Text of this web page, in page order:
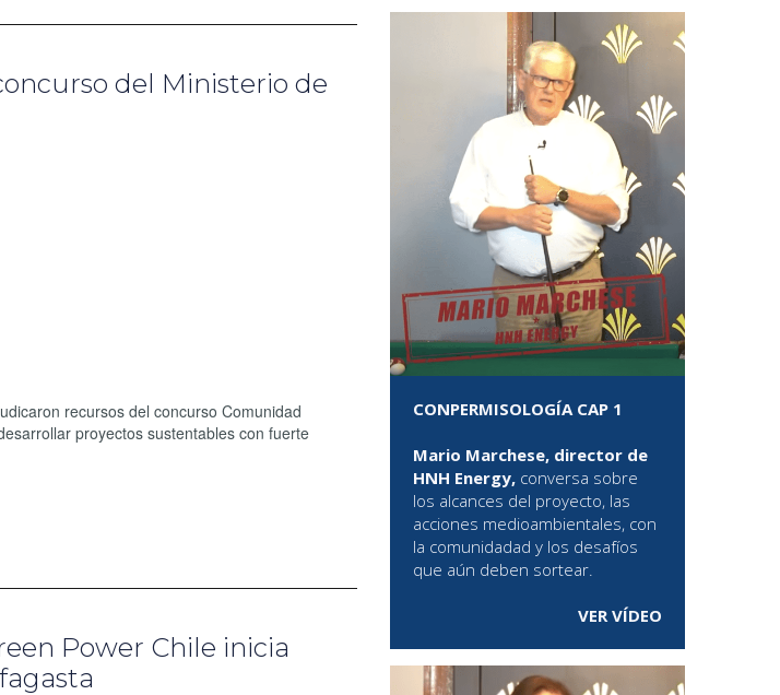
del Ministerio de
recursos del concurso Comunidad
proyectos sustentables con fuerte
Power Chile inicia
CONPERMISOLOGÍA CAP 1
Mario Marchese, director de
HNH Energy, conversa sobre
los alcances del proyecto, las
acciones medioambientales, con
la comunidadad y los desafíos
que aún deben sortear.
VER VÍDEO